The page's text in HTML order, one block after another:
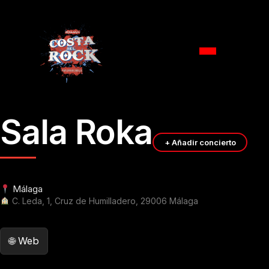
al
contenido
Sala Roka + Añadir concierto
Málaga
C. Leda, 1, Cruz de Humilladero, 29006 Málaga
Web